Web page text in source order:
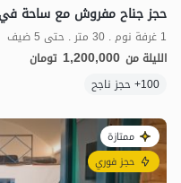
حجز جناح مفروش مع ساحة
1 غرفة نوم . 30 متر . حتى 5 ضيف
الليلة من 1,200,000 تومان
100+ حجز ناجح
ممتازة
حجز فوري